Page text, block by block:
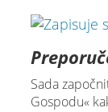
Sada
Gospodu«